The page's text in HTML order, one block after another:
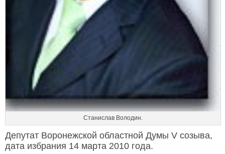
Станислав Володин.
Депутат Воронежской областной Думы V созыва,
дата избрания 14 марта 2010 года.